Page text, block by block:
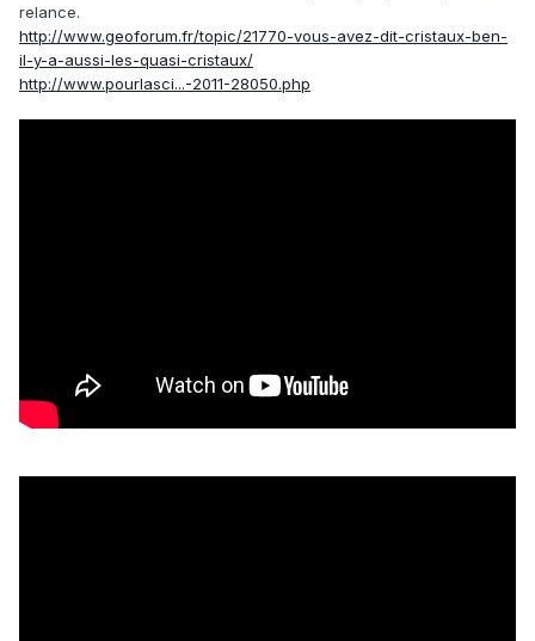
relance.
http://www.geoforum.fr/topic/21770-vous-avez-dit-cristaux-ben-
il-y-a-aussi-les-quasi-cristaux/
http://www.pourlasci...-2011-28050.php